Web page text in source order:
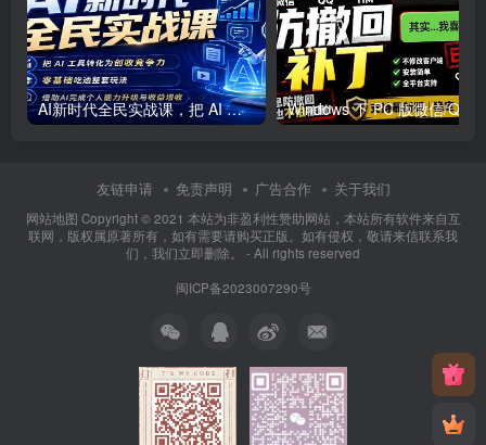
AI新时代全民实战课，把 AI 工具转化为创收竞争力，零基础吃透整套玩法，借助AI完成个人能力升级与收益增收。
友链申请 免责声明 广告合作 关于我们
网站地图 Copyright © 2021 本站为非盈利性赞助网站，本站所有软件来自互
联网，版权属原著所有，如有需要请购买正版。如有侵权，敬请来信联系我
们，我们立即删除。
- All rights reserved
闽ICP备2023007290号